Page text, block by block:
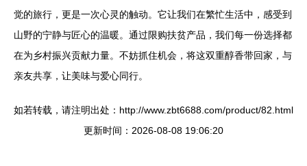
觉的旅行，更是一次心灵的触动。它让我们在繁忙生活中，感受到
山野的宁静与匠心的温暖。通过限购扶贫产品，我们每一份选择都
在为乡村振兴贡献力量。不妨抓住机会，将这双重醇香带回家，与
亲友共享，让美味与爱心同行。
如若转载，请注明出处：http://www.zbt6688.com/product/82.html
更新时间：2026-08-08 19:06:20